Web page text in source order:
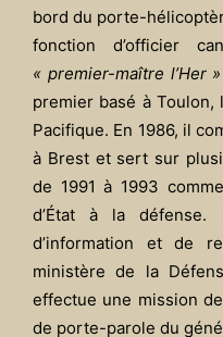
bord du porte-
fonction d’officier
« premier-maître l’Her »
premier basé à Toulon,
Pacifique. En 1986, il
à Brest et sert sur
de 1991 à 1993
d’État à la
d’information et de
ministère de la
effectue une mission
de porte-parole du